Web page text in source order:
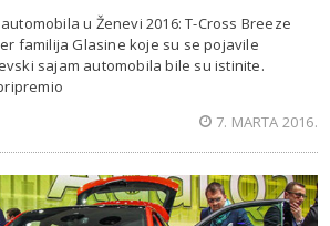
u Ženevi 2016: T-Cross Breeze
familija Glasine koje su se pojavile
sajam automobila bile su istinite.
7. MARTA 2016.